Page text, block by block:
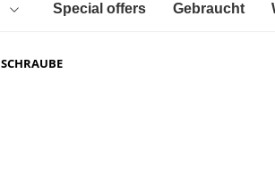
Special offers Gebraucht
SCHRAUBE